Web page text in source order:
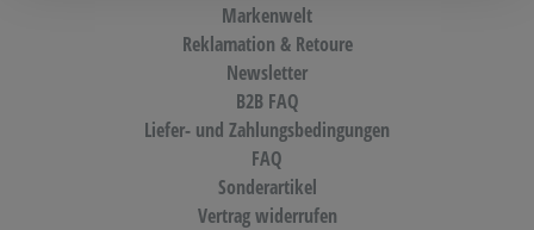
Markenwelt
Reklamation & Retoure
Newsletter
B2B FAQ
Liefer- und Zahlungsbedingungen
FAQ
Sonderartikel
Vertrag widerrufen